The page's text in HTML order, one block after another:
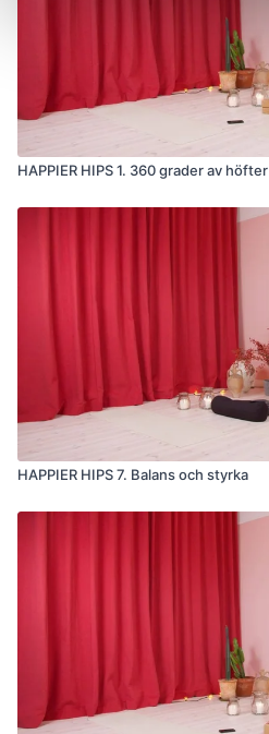
HAPPIER HIPS 1. 360 grader av höfter
HAPPIER HIPS 7. Balans och styrka